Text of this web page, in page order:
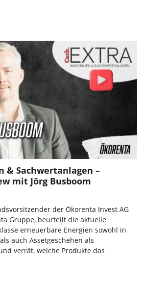
& Sachwertanlagen –
mit Jörg Busboom
der Ökorenta Invest AG
Gruppe, beurteilt die aktuelle
erneuerbare Energien sowohl in
auch Assetgeschehen als
verrät, welche Produkte das